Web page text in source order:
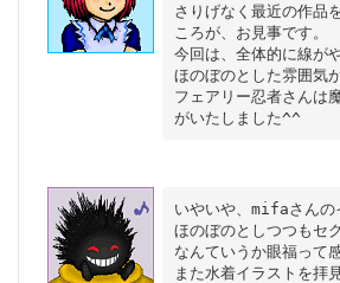
さりげなく最近の作品
ころが、お見事です。
今回は、全体的に線が
ほのぼのとした雰囲気
フェアリー忍者さんは
いやいや、mifaさんの
ほのぼのとしつつもセ
なんていうか眼福って
また水着イラストを拝